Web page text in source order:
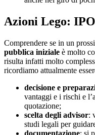
Azioni Lego: IPO
Comprendere se in un
pubblica iniziale è molto
risulta infatti molto
ricordiamo attualmente
decisione e
vantaggi e i rischi e
quotazione;
scelta degli advisor:
studi legali per